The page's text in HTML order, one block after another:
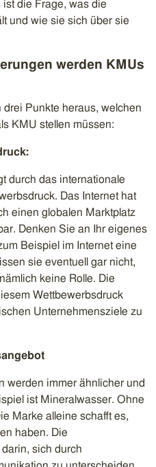
die Frage, was die
und wie sie sich über sie
werden KMUs
Punkte heraus, welchen
KMU stellen müssen:
durch das internationale
Das Internet hat
einen globalen Marktplatz
Denken Sie an Ihr eigenes
Beispiel im Internet eine
sie eventuell gar nicht,
keine Rolle. Die
Wettbewerbsdruck
Unternehmensziele zu
werden immer ähnlicher und
ist Mineralwasser. Ohne
Marke alleine schafft es,
haben. Die
sich durch